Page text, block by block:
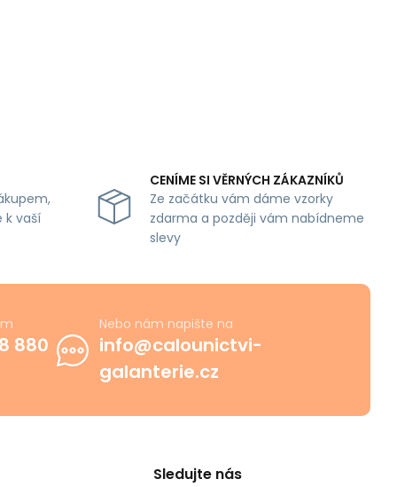
k vaší
CENÍME SI VĚRNÝCH ZÁKAZNÍKŮ
Ze začátku vám dáme vzorky
zdarma a později vám nabídneme
slevy
880
Nebo nám napište na
info@calounictvi-
galanterie.cz
Sledujte nás